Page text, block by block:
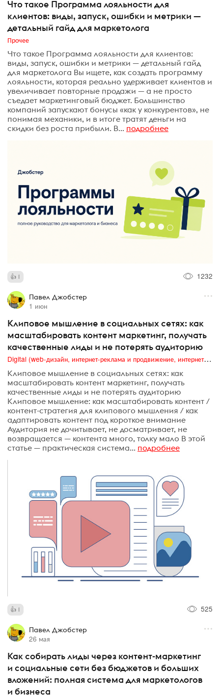
Что такое Программа лояльности для
клиентов: виды, запуск, ошибки и метрики —
детальный гайд для маркетолога
Прочее
Что такое Программа лояльности для клиентов:
виды, запуск, ошибки и метрики — детальный гайд
для маркетолога Вы ищете, как создать программу
лояльности, которая реально удерживает клиентов и
увеличивает повторные продажи — а не просто
съедает маркетинговый бюджет. Большинство
компаний запускают бонусы «как у конкурентов», не
понимая механики, и в итоге тратят деньги на
скидки без роста прибыли. В... подробнее
1 1232
Павел Джобстер
1 июн
Клиповое мышление в социальных сетях: как
масштабировать контент маркетинг, получать
качественные лиды и не потерять аудиторию
Digital (web-дизайн, интернет-реклама и продвижение, интернет-сообщества и блоги, интернет-коммуникации, мобильный маркетинг, реклама на цифровых экранах)
Клиповое мышление в социальных сетях: как
масштабировать контент маркетинг, получать
качественные лиды и не потерять аудиторию
Клиповое мышление: как масштабировать контент /
контент-стратегия для клипового мышления / как
адаптировать контент под короткое внимание
Аудитория не дочитывает, не досматривает, не
возвращается — контента много, толку мало В этой
статье — практическая система... подробнее
1 525
Павел Джобстер
26 мая
Как собирать лиды через контент-маркетинг
и социальные сети без бюджетов и больших
вложений: полная система для маркетологов
и бизнеса